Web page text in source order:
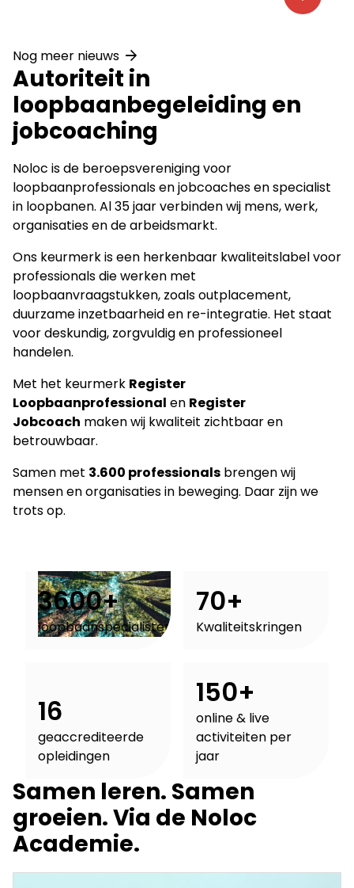
Nog meer nieuws
Autoriteit in
loopbaanbegeleiding en
jobcoaching
Noloc is de beroepsvereniging voor
loopbaanprofessionals en jobcoaches en specialist
in loopbanen. Al 35 jaar verbinden wij mens, werk,
organisaties en de arbeidsmarkt.
Ons keurmerk is een herkenbaar kwaliteitslabel voor
professionals die werken met
loopbaanvraagstukken, zoals outplacement,
duurzame inzetbaarheid en re-integratie. Het staat
voor deskundig, zorgvuldig en professioneel
handelen.
Met het keurmerk Register
Loopbaanprofessional en Register
Jobcoach maken wij kwaliteit zichtbaar en
betrouwbaar.
Samen met 3.600 professionals brengen wij
mensen en organisaties in beweging. Daar zijn we
trots op.
3600+
loopbaanspecialisten
70+
Kwaliteitskringen
16
geaccrediteerde
opleidingen
150+
online & live
activiteiten per
jaar
Samen leren. Samen
groeien. Via de Noloc
Academie.